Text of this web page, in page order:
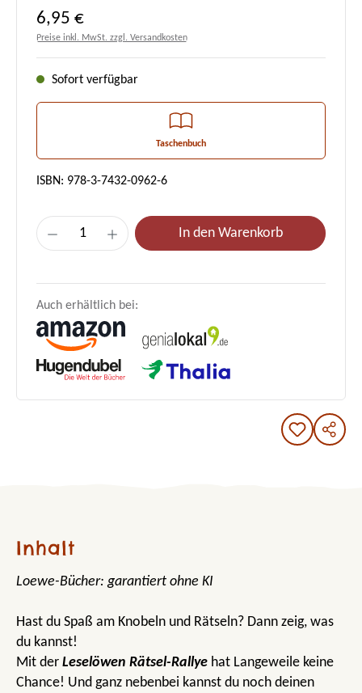
Regulärer Preis:
6,95 €
Preise inkl. MwSt. zzgl. Versandkosten
Sofort verfügbar
Taschenbuch
ISBN: 978-3-7432-0962-6
Produkt Anzahl: Gib den gewünschten
In den Warenkorb
Auch erhältlich bei:
Inhalt
Loewe-Bücher: garantiert ohne KI
Hast du Spaß am Knobeln und Rätseln? Dann zeig, was
du kannst!
Mit der Leselöwen Rätsel-Rallye hat Langeweile keine
Chance! Und ganz nebenbei kannst du noch deinen